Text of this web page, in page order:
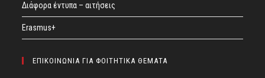
Διάφορα έντυπα – αιτήσεις
Erasmus+
ΕΠΙΚΟΙΝΩΝΙΑ ΓΙΑ ΦΟΙΤΗΤΙΚΑ ΘΕΜΑΤΑ